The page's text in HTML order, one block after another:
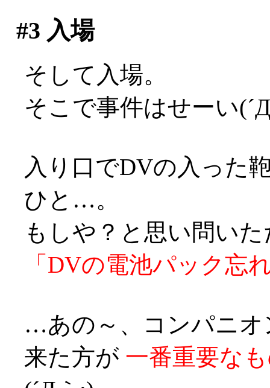
#3 入場
そして入場。
そこで事件はせーい
入り口でDVの入った
ひと…。
もしや？と思い問い
「DVの電池パック忘
…あの～、コンパニオ
来た方が 一番重要な